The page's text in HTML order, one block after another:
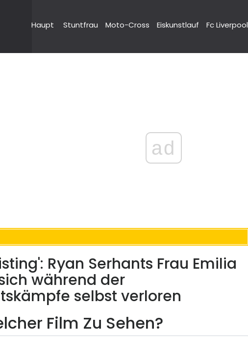
Haupt Stuntfrau Moto-Cross Eiskunstlauf Fc Liverpool
ad
Ryan Serhants Frau Emilia
während der
selbst verloren
Film Zu Sehen?